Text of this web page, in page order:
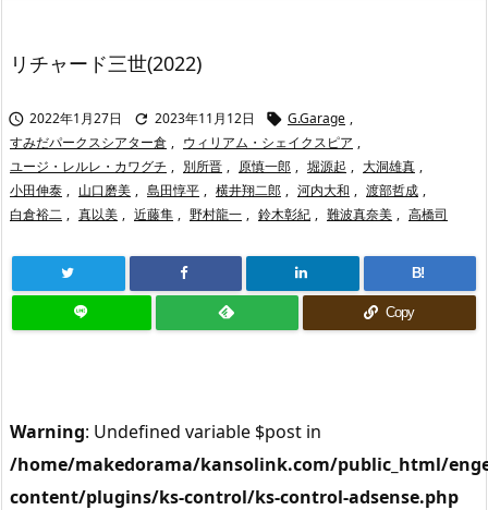
リチャード三世(2022)
 2022年1月27日  2023年11月12日  G.Garage ,
すみだパークスシアター倉 , ウィリアム・シェイクスピア ,
ユージ・レルレ・カワグチ , 別所晋 , 原慎一郎 , 堀源起 , 大洞雄真 ,
小田伸泰 , 山口磨美 , 島田惇平 , 横井翔二郎 , 河内大和 , 渡部哲成 ,
白倉裕二 , 真以美 , 近藤隼 , 野村龍一 , 鈴木彰紀 , 難波真奈美 , 高橋司
B!
Copy
Warning: Undefined variable $post in
/home/makedorama/kansolink.com/public_html/
content/plugins/ks-control/ks-control-adsense.php